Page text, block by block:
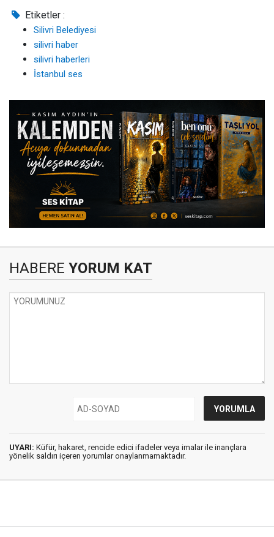
Etiketler :
Silivri Belediyesi
silivri haber
silivri haberleri
İstanbul ses
HABERE YORUM KAT
UYARI: Küfür, hakaret, rencide edici ifadeler veya imalar ile inançlara
yönelik saldırı içeren yorumlar onaylanmamaktadır.